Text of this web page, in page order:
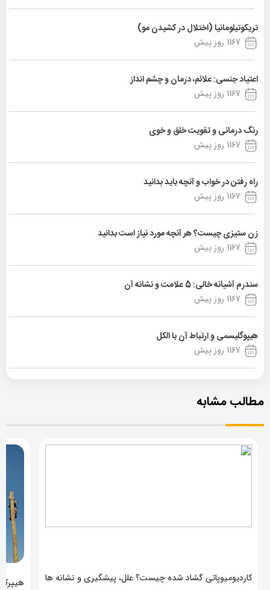
تریکوتیلومانیا (اختلال در کشیدن مو)
1167 روز پیش
اعتیاد جنسی: علائم، درمان و چشم انداز
1167 روز پیش
رنگ درمانی و تقویت خلق و خوی
1167 روز پیش
راه رفتن در خواب و آنچه باید بدانید
1167 روز پیش
زن ستیزی چیست؟ هر آنچه مورد نیاز است بدانید
1167 روز پیش
سندرم آشیانه خالی: 5 علامت و نشانه آن
1167 روز پیش
هیپوگلیسمی و ارتباط آن با الکل
1167 روز پیش
مطالب مشابه
کاردیومیوپاتی گشاد شده چیست؟ علل، پیشگیری و نشانه ها